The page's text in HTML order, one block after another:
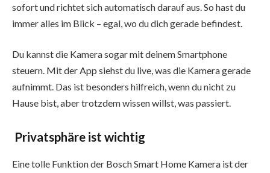
sofort und richtet sich automatisch darauf aus. So hast du
immer alles im Blick – egal, wo du dich gerade befindest.
Du kannst die Kamera sogar mit deinem Smartphone
steuern. Mit der App siehst du live, was die Kamera gerade
aufnimmt. Das ist besonders hilfreich, wenn du nicht zu
Hause bist, aber trotzdem wissen willst, was passiert.
Privatsphäre ist wichtig
Eine tolle Funktion der Bosch Smart Home Kamera ist der